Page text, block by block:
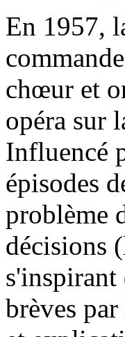
En 1957,
chœur et
opéra sur
Influencé
épisodes
problème
décisions
s'inspirant
brèves